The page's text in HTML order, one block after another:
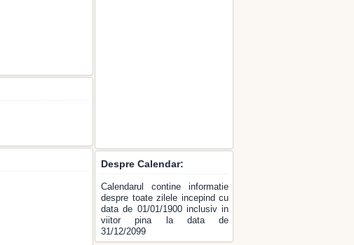
Despre Calendar:
Calendarul contine informatie
despre toate zilele incepind cu
data de 01/01/1900 inclusiv in
viitor pina la data de
31/12/2099